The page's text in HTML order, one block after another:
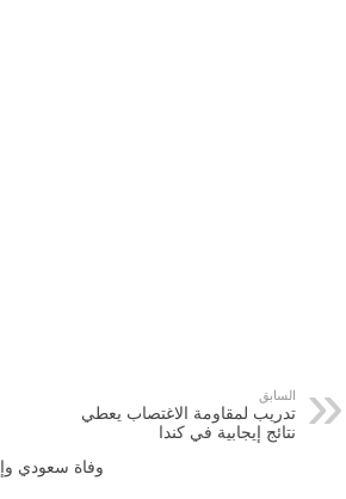
السابق
تدريب لمقاومة الاغتصاب يعطي
نتائج إيجابية في كندا
وفاة سعودي